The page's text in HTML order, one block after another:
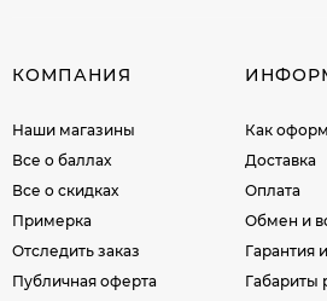
КОМПАНИЯ
Наши магазины
Все о баллах
Все о скидках
Примерка
Отследить заказ
Публичная оферта
Как
Доставка
Оплата
Обмен и
Гарантия
Габариты